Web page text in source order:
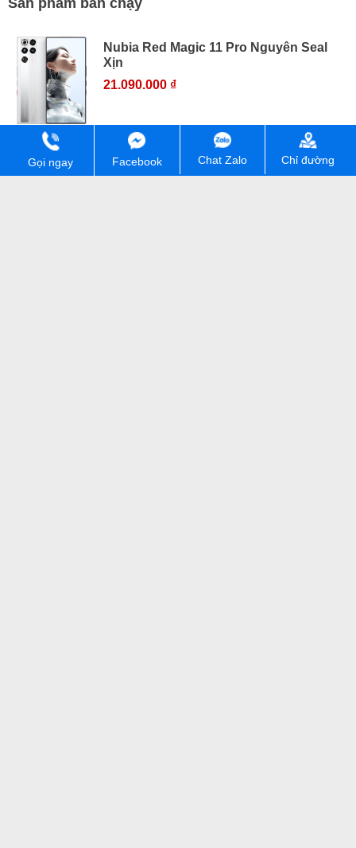
Sản phẩm bán chạy
Nubia Red Magic 11 Pro Nguyên Seal
Xịn
21.090.000 ₫
Nubia Red Magic 11 Pro Plus Nguyên
Gọi ngay Facebook Chat Zalo Chỉ đường